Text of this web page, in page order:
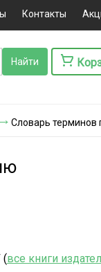
Контакты
Словарь терминов
(все книги